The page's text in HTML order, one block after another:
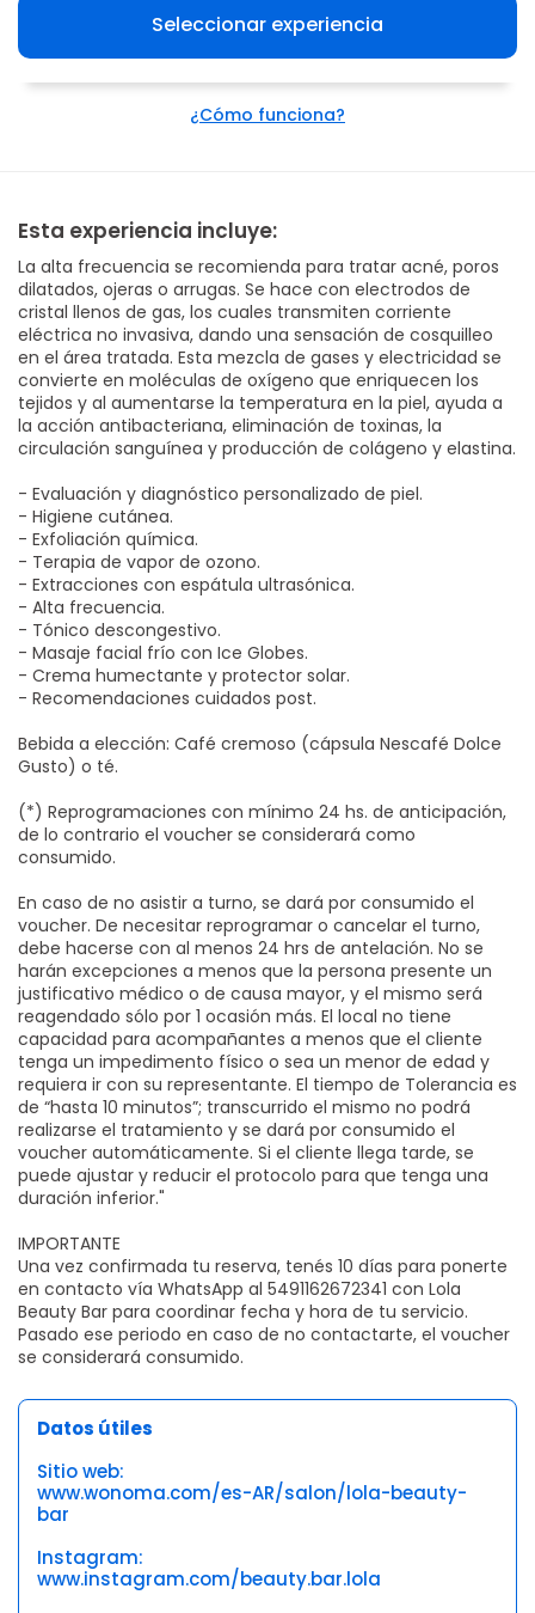
Seleccionar experiencia
¿Cómo funciona?
Esta experiencia incluye:
La alta frecuencia se recomienda para tratar acné, poros
dilatados, ojeras o arrugas. Se hace con electrodos de
cristal llenos de gas, los cuales transmiten corriente
eléctrica no invasiva, dando una sensación de cosquilleo
en el área tratada. Esta mezcla de gases y electricidad se
convierte en moléculas de oxígeno que enriquecen los
tejidos y al aumentarse la temperatura en la piel, ayuda a
la acción antibacteriana, eliminación de toxinas, la
circulación sanguínea y producción de colágeno y elastina.
- Evaluación y diagnóstico personalizado de piel.
- Higiene cutánea.
- Exfoliación química.
- Terapia de vapor de ozono.
- Extracciones con espátula ultrasónica.
- Alta frecuencia.
- Tónico descongestivo.
- Masaje facial frío con Ice Globes.
- Crema humectante y protector solar.
- Recomendaciones cuidados post.
Bebida a elección: Café cremoso (cápsula Nescafé Dolce
Gusto) o té.
(*) Reprogramaciones con mínimo 24 hs. de anticipación,
de lo contrario el voucher se considerará como
consumido.
En caso de no asistir a turno, se dará por consumido el
voucher. De necesitar reprogramar o cancelar el turno,
debe hacerse con al menos 24 hrs de antelación. No se
harán excepciones a menos que la persona presente un
justificativo médico o de causa mayor, y el mismo será
reagendado sólo por 1 ocasión más. El local no tiene
capacidad para acompañantes a menos que el cliente
tenga un impedimento físico o sea un menor de edad y
requiera ir con su representante. El tiempo de Tolerancia es
de “hasta 10 minutos”; transcurrido el mismo no podrá
realizarse el tratamiento y se dará por consumido el
voucher automáticamente. Si el cliente llega tarde, se
puede ajustar y reducir el protocolo para que tenga una
duración inferior."
IMPORTANTE
Una vez confirmada tu reserva, tenés 10 días para ponerte
en contacto vía WhatsApp al 5491162672341 con Lola
Beauty Bar para coordinar fecha y hora de tu servicio.
Pasado ese periodo en caso de no contactarte, el voucher
se considerará consumido.
Datos útiles
Sitio web:
www.wonoma.com/es-AR/salon/lola-beauty-
bar
Instagram:
www.instagram.com/beauty.bar.lola